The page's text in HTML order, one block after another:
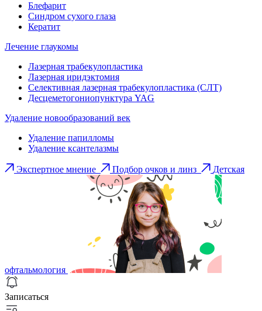
Блефарит
Синдром сухого глаза
Кератит
Лечение глаукомы
Лазерная трабекулопластика
Лазерная иридэктомия
Селективная лазерная трабекулопластика (СЛТ)
Десцеметогониопунктура YAG
Удаление новообразований век
Удаление папилломы
Удаление ксантелазмы
Экспертное мнение Подбор очков и линз Детская
офтальмология
Записаться